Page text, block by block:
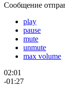
Сообщение
play
pause
mute
unmute
max volume
02:01
-01:27